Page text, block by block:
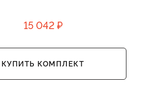
15 042 ₽
КУПИТЬ КОМПЛЕКТ